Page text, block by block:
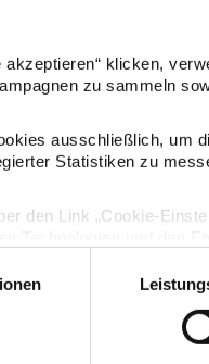
klicken,
zu sammeln
ausschließlich, um
Statistiken zu
den Link „Cookie-
Satinband Streifen